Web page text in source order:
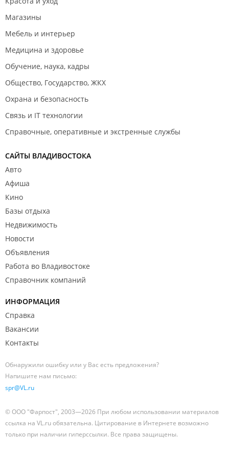
интернет-банкинг;
самоинкассация;
операции на рынке ценных бумаг;
Список банкоматов.
Магазины
Мебель и интерьер
Медицина и здоровье
Обучение, наука, кадры
Общество, Государство, ЖКХ
Охрана и безопасность
Связь и IT технологии
Справочные, оперативные и экстренные службы
САЙТЫ ВЛАДИВОСТОКА
Авто
Афиша
Кино
Базы отдыха
Недвижимость
Новости
Объявления
Работа во Владивостоке
Справочник компаний
ИНФОРМАЦИЯ
Справка
Вакансии
Контакты
Обнаружили ошибку или у Вас есть предложения?
Напишите нам письмо:
spr@VL.ru
© ООО "Фарпост", 2003—2026 При любом использовании материалов
ссылка на VL.ru обязательна. Цитирование в Интернете возможно
только при наличии гиперссылки. Все права защищены.